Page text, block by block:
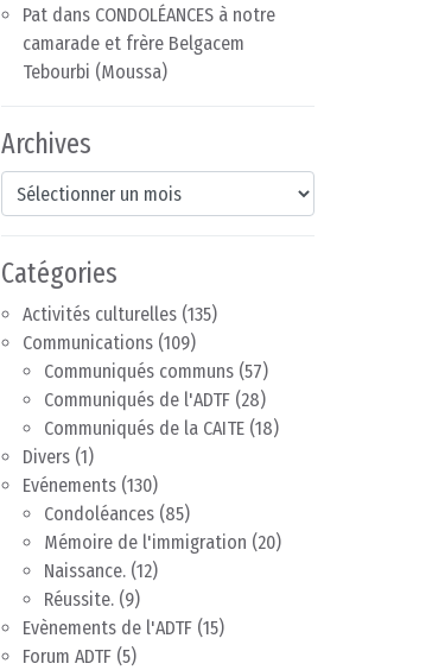
Pat dans CONDOLÉANCES à notre
camarade et frère Belgacem
Tebourbi (Moussa)
Archives
Archives
Catégories
Activités culturelles (135)
Communications (109)
Communiqués communs (57)
Communiqués de l'ADTF (28)
Communiqués de la CAITE (18)
Divers (1)
Evénements (130)
Condoléances (85)
Mémoire de l'immigration (20)
Naissance. (12)
Réussite. (9)
Evènements de l'ADTF (15)
Forum ADTF (5)